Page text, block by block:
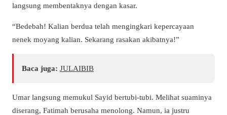
langsung membentaknya dengan kasar.
“Bedebah! Kalian berdua telah mengingkari kepercayaan
nenek moyang kalian. Sekarang rasakan akibatnya!”
Baca juga: JULAIBIB
Umar langsung memukul Sayid bertubi-tubi. Melihat suaminya
diserang, Fatimah berusaha menolong. Namun, ia justru